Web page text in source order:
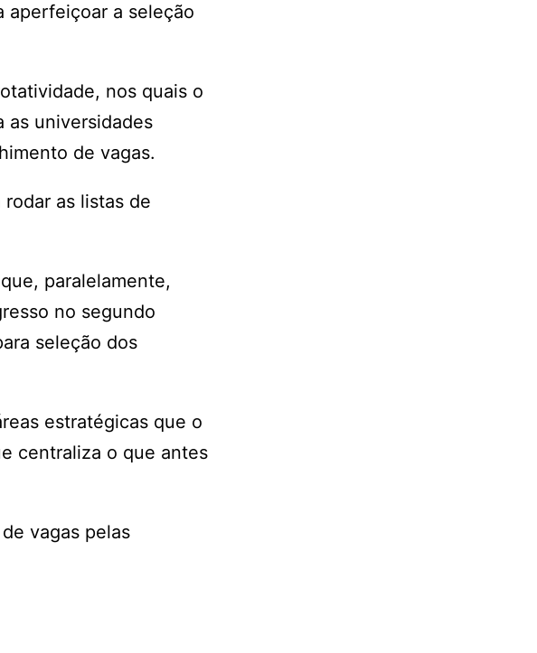
aperfeiçoar a seleção
nos quais o
as universidades
de vagas.
as listas de
paralelamente,
no segundo
seleção dos
estratégicas que o
centraliza o que antes
vagas pelas